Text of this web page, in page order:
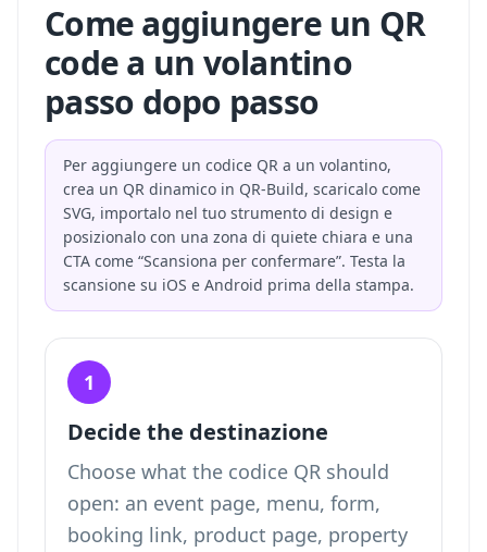
Come aggiungere un QR
code a un volantino
passo dopo passo
Per aggiungere un codice QR a un volantino,
crea un QR dinamico in QR-Build, scaricalo come
SVG, importalo nel tuo strumento di design e
posizionalo con una zona di quiete chiara e una
CTA come “Scansiona per confermare”. Testa la
scansione su iOS e Android prima della stampa.
1
Decide the destinazione
Choose what the codice QR should
open: an event page, menu, form,
booking link, product page, property